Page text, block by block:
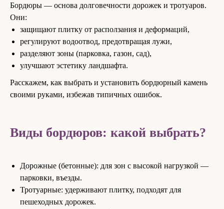
Бордюры — основа долговечности дорожек и тротуаров.
Они:
защищают плитку от расползания и деформаций,
регулируют водоотвод, предотвращая лужи,
разделяют зоны (парковка, газон, сад),
улучшают эстетику ландшафта.
Расскажем, как выбрать и установить бордюрный камень
своими руками, избежав типичных ошибок.
Виды бордюров: какой выбрать?
Дорожные (бетонные): для зон с высокой нагрузкой —
парковки, въезды.
Тротуарные: удерживают плитку, подходят для
пешеходных дорожек.